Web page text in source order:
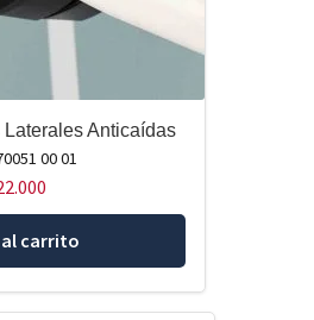
Anticaídas
00 01
carrito